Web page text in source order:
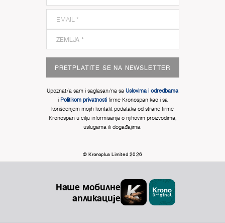
PRETPLATITE SE NA NEWSLETTER
Upoznat/a sam i saglasan/na sa Uslovima i odredbama
i Politikom privatnostifirme Kronospan kao i sa
korišćenjem mojih kontakt podataka od strane firme
Kronospan u cilju informisanja o njihovim proizvodima,
uslugama ili događajima.
© Kronoplus Limited 2026
Наше мобилне
апликације